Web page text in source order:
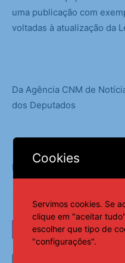
uma publicação com
voltadas à atualização da
Da Agência CNM de
dos Deputados
Fonte:
LEIA TAMBÉM
Cookies
Servimos cookies. Se
clique em "aceitar
escolher que tipo de
"configurações".